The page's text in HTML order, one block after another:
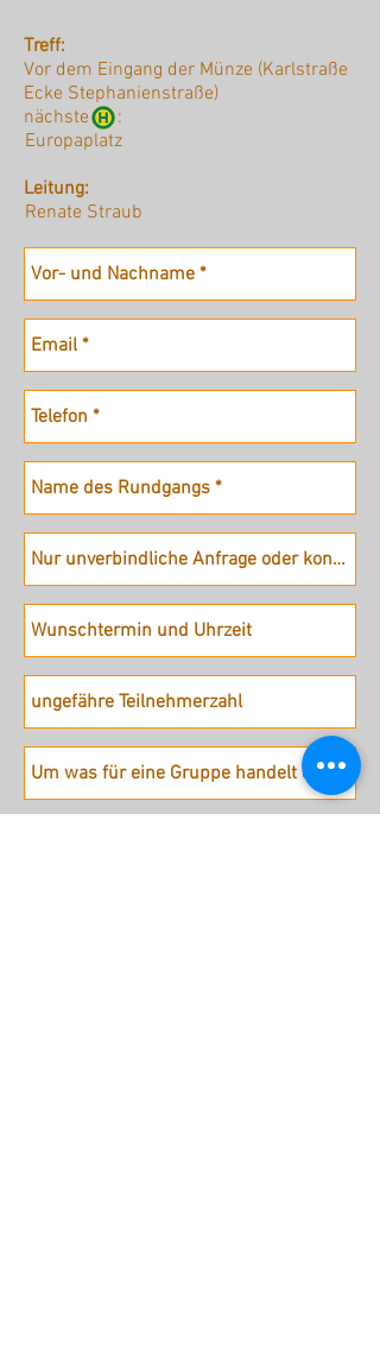
Treff:
Vor dem Eingang der Münze (Karlstraße
Ecke Stephanienstraße)
nächste :
Europaplatz
Leitung:
Renate Straub